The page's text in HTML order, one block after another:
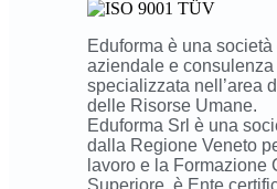
Eduforma è una
aziendale e
specializzata nell’area
delle Risorse Umane.
Eduforma Srl è una
dalla Regione Veneto
lavoro e la Formazione
Superiore, è Ente